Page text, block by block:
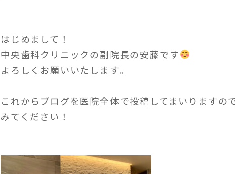
はじめまして！
中央歯科クリニックの副院長の安藤です
よろしくお願いいたします。
これからブログを医院全体で投稿してまいりますの
みてください！